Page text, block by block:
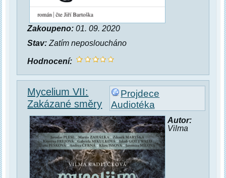
Zakoupeno: 01. 09. 2020
Stav: Zatím neposloucháno
Hodnocení:
Projdece
Audiotéka
Mycelium VII:
Zakázané směry
Autor:
Vilma